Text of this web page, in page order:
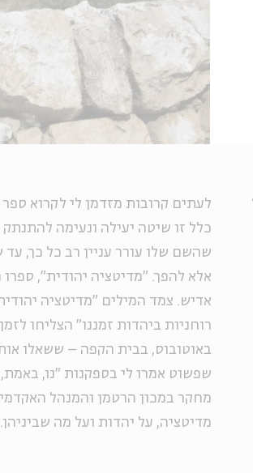
לעתים קרובות מזדמן לי לקרוא
כלל זו שיטה יעילה ונעימה
שהשם שלו עורר עניין רב כל כך,
אלא להפך. "מדיטציה יהודית",
אדיש. צמד המילים "מדיטציה
רוחניות ביהדות זמננו" הצליחו
באוטובוס, בבית הקפה – ששאלו
שפשוט אמרו לי בספקנות "נו,
מחקר במכון הרטמן והמנהל
מדיטציה, על יהדות ועל מה שביניהן.